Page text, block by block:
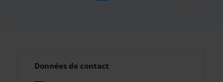
Données de contact